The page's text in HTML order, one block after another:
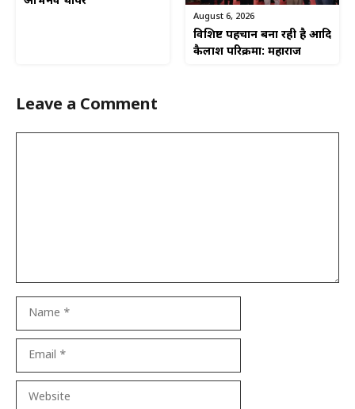
August 6, 2026
विशिष्ट पहचान बना रही है आदि
कैलाश परिक्रमा: महाराज
Leave a Comment
Website